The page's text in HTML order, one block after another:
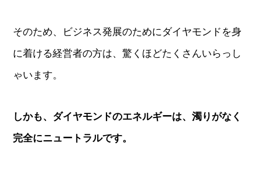
そのため、ビジネス発展のためにダイヤモンドを身
に着ける経営者の方は、驚くほどたくさんいらっし
ゃいます。
しかも、ダイヤモンドのエネルギーは、濁りがなく
完全にニュートラルです。